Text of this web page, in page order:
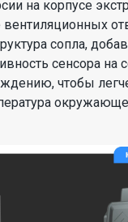
на корпусе
сопла,
сенсора на
чтобы